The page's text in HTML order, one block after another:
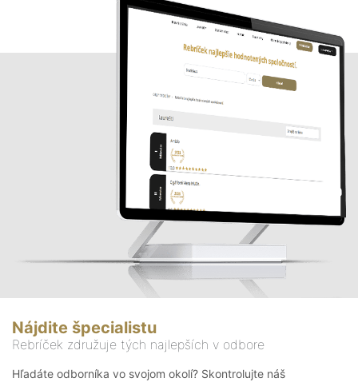
Nájdite špecialistu
Rebríček združuje tých najlepších v odbore
Hľadáte odborníka vo svojom okolí? Skontrolujte náš